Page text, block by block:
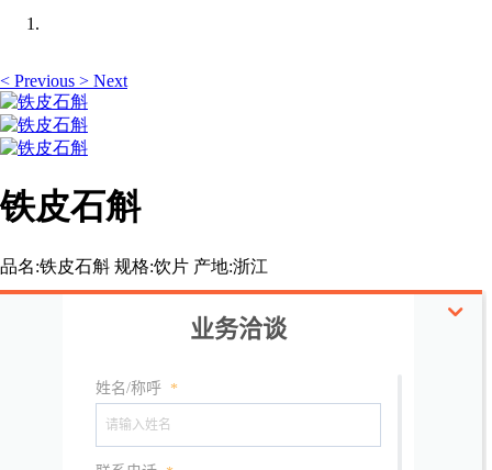
< Previous > Next
铁皮石斛
品名:铁皮石斛 规格:饮片 产地:浙江
品名:铁皮石斛